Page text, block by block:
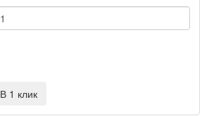
В 1 клик